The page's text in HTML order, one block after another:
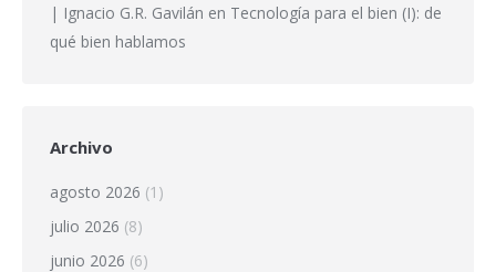
| Ignacio G.R. Gavilán en Tecnología para el bien (I): de
qué bien hablamos
Archivo
agosto 2026 (1)
julio 2026 (8)
junio 2026 (6)